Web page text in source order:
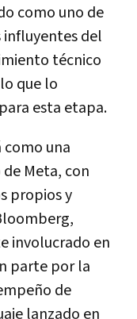
como uno de
influyentes del
técnico
que lo
esta etapa.
como una
Meta, con
propios y
involucrado en
parte por la
de
lanzado en